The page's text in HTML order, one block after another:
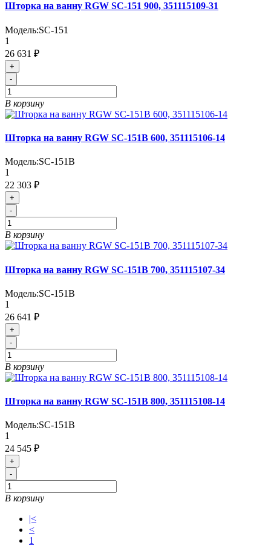
Шторка на ванну RGW SC-151 900, 351115109-31
Модель:SC-151
1
26 631 ₽
+
-
В корзину
Шторка на ванну RGW SC-151B 600, 351115106-14
Модель:SC-151B
1
22 303 ₽
+
-
В корзину
Шторка на ванну RGW SC-151B 700, 351115107-34
Модель:SC-151B
1
26 641 ₽
+
-
В корзину
Шторка на ванну RGW SC-151B 800, 351115108-14
Модель:SC-151B
1
24 545 ₽
+
-
В корзину
|<
<
1